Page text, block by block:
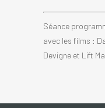
Séance
avec les films :
Devigne et Lift